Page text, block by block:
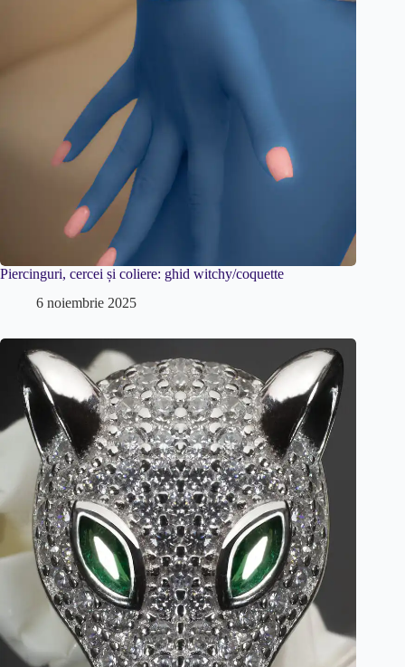
Piercinguri, cercei și coliere: ghid witchy/coquette
6 noiembrie 2025